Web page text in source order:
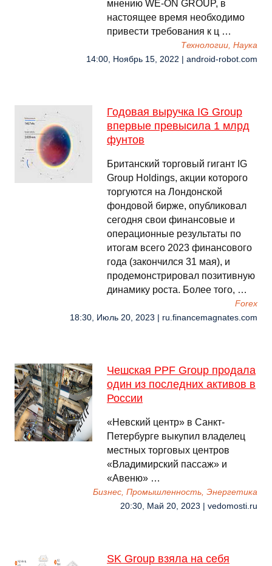
мнению WE-ON GROUP, в
настоящее время необходимо
привести требования к ц …
Технологии, Наука
14:00, Ноябрь 15, 2022 | android-robot.com
Годовая выручка IG Group
впервые превысила 1 млрд
фунтов
Британский торговый гигант IG
Group Holdings, акции которого
торгуются на Лондонской
фондовой бирже, опубликовал
сегодня свои финансовые и
операционные результаты по
итогам всего 2023 финансового
года (закончился 31 мая), и
продемонстрировал позитивную
динамику роста. Более того, …
Forex
18:30, Июль 20, 2023 | ru.financemagnates.com
Чешская PPF Group продала
один из последних активов в
России
«Невский центр» в Санкт-
Петербурге выкупил владелец
местных торговых центров
«Владимирский пассаж» и
«Авеню» …
Бизнес, Промышленность, Энергетика
20:30, Май 20, 2023 | vedomosti.ru
SK Group взяла на себя